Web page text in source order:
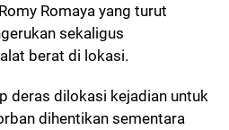
Romaya yang turut
sekaligus
berat di lokasi.
deras dilokasi kejadian untuk
dihentikan sementara